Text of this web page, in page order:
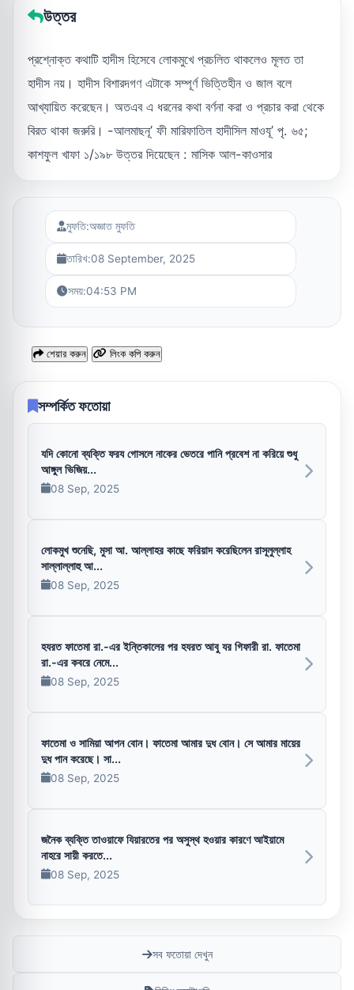
উত্তর
প্রশ্নোক্ত কথাটি হাদীস হিসেবে লোকমুখে প্রচলিত থাকলেও মূলত তা
হাদীস নয়। হাদীস বিশারদগণ এটাকে সম্পূর্ণ ভিত্তিহীন ও জাল বলে
আখ্যায়িত করেছেন। অতএব এ ধরনের কথা বর্ণনা করা ও প্রচার করা থেকে
বিরত থাকা জরুরি। -আলমাছনূ’ ফী মারিফাতিল হাদীসিল মাওযূ’ পৃ. ৬৫;
কাশফুল খাফা ১/১৯৮ উত্তর দিয়েছেন : মাসিক আল-কাওসার
মুফতি:অজ্ঞাত মুফতি
তারিখ:08 September, 2025
সময়:04:53 PM
শেয়ার করুন লিংক কপি করুন
সম্পর্কিত ফতোয়া
যদি কোনো ব্যক্তি ফরয গোসলে নাকের ভেতরে পানি প্রবেশ না করিয়ে শুধু
আঙ্গুল ভিজিয়...
08 Sep, 2025
লোকমুখ শুনেছি, মুসা আ. আল্লাহর কাছে ফরিয়াদ করেছিলেন রাসূলুল্লাহ
সাল্লাল্লাহু আ...
08 Sep, 2025
হযরত ফাতেমা রা.-এর ইন্তিকালের পর হযরত আবু যর গিফারী রা. ফাতেমা
রা.-এর কবরে নেমে...
08 Sep, 2025
ফাতেমা ও সামিয়া আপন বোন। ফাতেমা আমার দুধ বোন। সে আমার মায়ের
দুধ পান করেছে। সা...
08 Sep, 2025
জনৈক ব্যক্তি তাওয়াফে যিয়ারতের পর অসুস্থ হওয়ার কারণে আইয়ামে
নাহরে সায়ী করতে...
08 Sep, 2025
সব ফতোয়া দেখুন